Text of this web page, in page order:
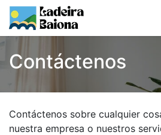
Contáctenos
Contáctenos sobre cualquier
nuestra empresa o nuestros